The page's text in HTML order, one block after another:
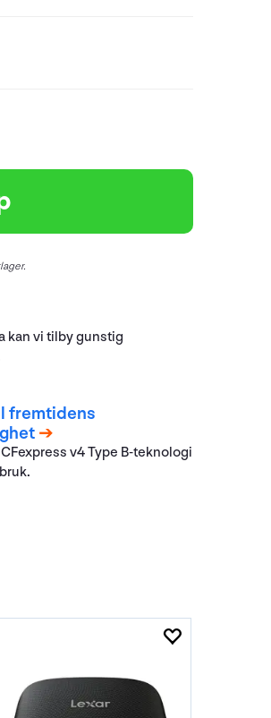
kan vi tilby gunstig
fremtidens
v4 Type B-teknologi